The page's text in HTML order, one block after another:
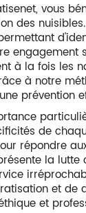
vous
des
à la fois les
à notre
prévention
de
répondre
la lutte
et de
et